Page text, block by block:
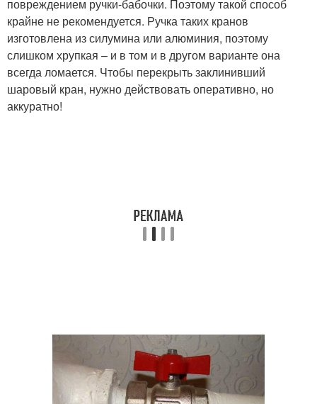
повреждением ручки-бабочки. Поэтому такой способ
крайне не рекомендуется. Ручка таких кранов
изготовлена из силумина или алюминия, поэтому
слишком хрупкая – и в том и в другом варианте она
всегда ломается. Чтобы перекрыть заклинивший
шаровый кран, нужно действовать оперативно, но
аккуратно!